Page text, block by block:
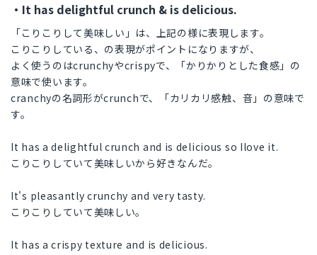
・It has delightful crunch & is delicious.
「こりこりして美味しい」は、上記の様に表現します。
こりこりしている、の表現がポイントになりますが、
よく使うのはcrunchyやcrispyで、「かりかりとした食感」の
意味で使います。
cranchyの名詞形がcrunchで、「カリカリ感触、音」の意味で
す。
It has a delightful crunch and is delicious so Ilove it.
こりこりしていて美味しいから好きなんだ。
It's pleasantly crunchy and very tasty.
こりこりしていて美味しい。
It has a crispy texture and is delicious.